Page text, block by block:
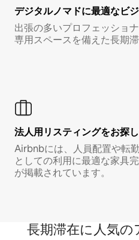
デジタルノマド⁠に最⁠適⁠なビ⁠
出張の多いプロフェッショ
専用スペースを備えた長期
法人用リスティングをお探
Airbnbには、人員配置や転
としての利用に最適な家具
が掲載されています。
長期滞在に人気